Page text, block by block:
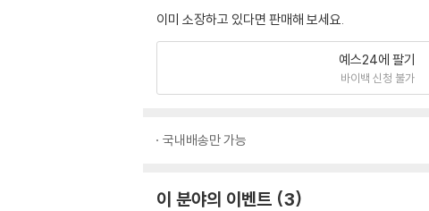
이미 소장하고 있다면 판매해 보세요.
예스24에 팔기
바이백 신청 불가
국내배송만 가능
이 분야의 이벤트 3